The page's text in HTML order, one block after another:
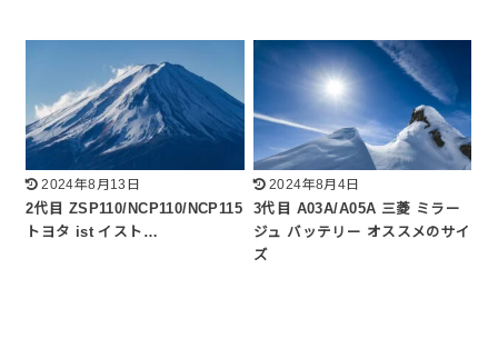
2024年8月13日
2代目 ZSP110/NCP110/NCP115
トヨタ ist イスト…
2024年8月4日
3代目 A03A/A05A 三菱 ミラー
ジュ バッテリー オススメのサイ
ズ